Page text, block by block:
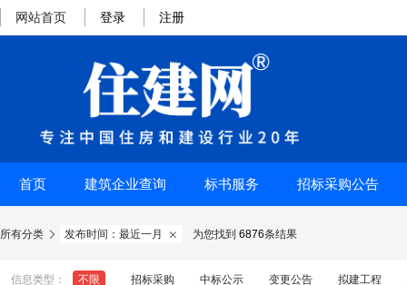
网站首页 登录 注册
首页 建筑企业查询 标书服务 招标采购公告
所有分类  发布时间：最近一月  为您找到 6876条结果
信息类型： 不限 招标采购 中标公示 变更公告 拟建工程